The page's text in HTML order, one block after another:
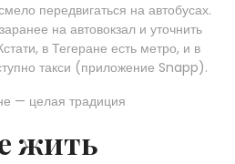
передвигаться на автобусах.
на автовокзал и уточнить
в Тегеране есть метро, и в
такси (приложение Snapp).
— целая традиция
жить